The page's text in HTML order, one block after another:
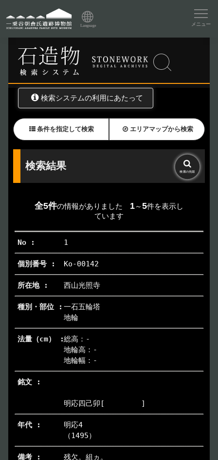
メニュー
Language
資料データベーストップ
石造物検索
トップページ
本日の博物館
博物館のご案内 About
遺跡のご紹介
アクセス
検索システムの利用にあたって
条件を指定して検索 エリアマップから検索
検索の先頭
検索結果
全5件の情報がありました 1～5件を表示し
ています
1
Ko-00142
西山光照寺
一石五輪塔
地輪
総高：-
地輪高：-
地輪幅：-
明応四己卯[ ]
明応4
（1495）
残欠。組ヵ。